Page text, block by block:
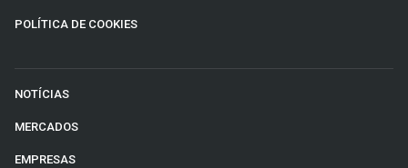
POLÍTICA DE COOKIES
NOTÍCIAS
MERCADOS
EMPRESAS